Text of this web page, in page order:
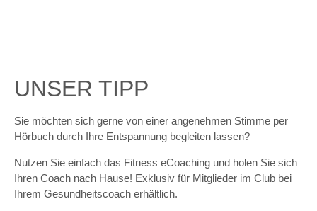
UNSER TIPP
Sie möchten sich gerne von einer angenehmen Stimme per
Hörbuch durch Ihre Entspannung begleiten lassen?
Nutzen Sie einfach das Fitness eCoaching und holen Sie sich
Ihren Coach nach Hause! Exklusiv für Mitglieder im Club bei
Ihrem Gesundheitscoach erhältlich.